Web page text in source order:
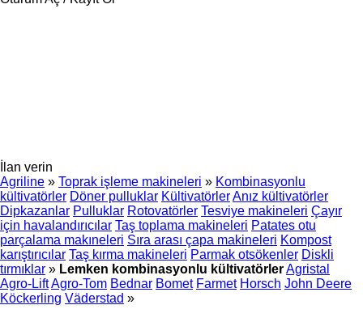
İlan verin
Agriline » Toprak işleme makineleri » Kombinasyonlu
kültivatörler Döner pulluklar KültivatörlerAnız kültivatörler
Dipkazanlar Pulluklar Rotovatörler Tesviye makineleri Çayır
için havalandırıcılar Taş toplama makineleri Patates otu
parçalama makıneleri Sıra arası çapa makineleri Kompost
karıştırıcılar Taş kırma makineleri Parmak otsökenler Diskli
tırmıklar » Lemken kombinasyonlu kültivatörlerAgristal
Agro-LiftAgro-Tom Bednar Bomet Farmet Horsch John Deere
Köckerling Väderstad »